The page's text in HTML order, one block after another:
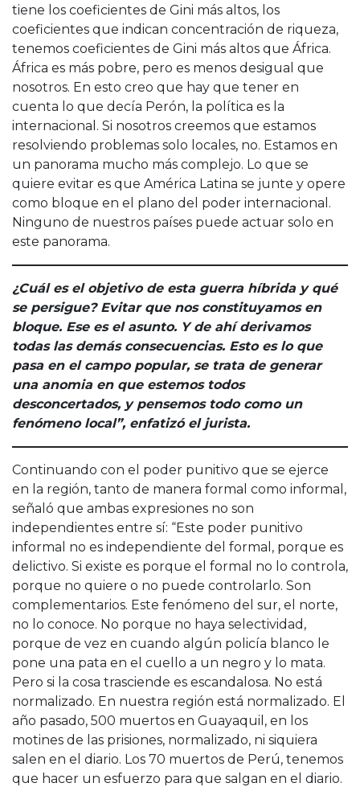
tiene los coeficientes de Gini más altos, los
coeficientes que indican concentración de riqueza,
tenemos coeficientes de Gini más altos que África.
África es más pobre, pero es menos desigual que
nosotros. En esto creo que hay que tener en
cuenta lo que decía Perón, la política es la
internacional. Si nosotros creemos que estamos
resolviendo problemas solo locales, no. Estamos en
un panorama mucho más complejo. Lo que se
quiere evitar es que América Latina se junte y opere
como bloque en el plano del poder internacional.
Ninguno de nuestros países puede actuar solo en
este panorama.
¿Cuál es el objetivo de esta guerra híbrida y qué
se persigue? Evitar que nos constituyamos en
bloque. Ese es el asunto. Y de ahí derivamos
todas las demás consecuencias. Esto es lo que
pasa en el campo popular, se trata de generar
una anomia en que estemos todos
desconcertados, y pensemos todo como un
fenómeno local”, enfatizó el jurista.
Continuando con el poder punitivo que se ejerce
en la región, tanto de manera formal como informal,
señaló que ambas expresiones no son
independientes entre sí: “Este poder punitivo
informal no es independiente del formal, porque es
delictivo. Si existe es porque el formal no lo controla,
porque no quiere o no puede controlarlo. Son
complementarios. Este fenómeno del sur, el norte,
no lo conoce. No porque no haya selectividad,
porque de vez en cuando algún policía blanco le
pone una pata en el cuello a un negro y lo mata.
Pero si la cosa trasciende es escandalosa. No está
normalizado. En nuestra región está normalizado. El
año pasado, 500 muertos en Guayaquil, en los
motines de las prisiones, normalizado, ni siquiera
salen en el diario. Los 70 muertos de Perú, tenemos
que hacer un esfuerzo para que salgan en el diario.